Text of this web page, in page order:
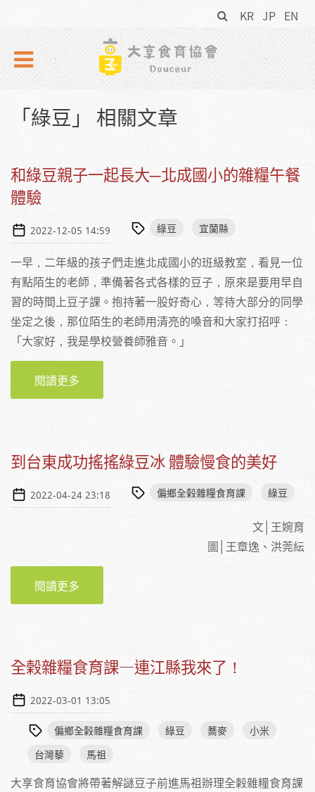
KR JP EN
搜
尋
表
「綠豆」 相關文章
和綠豆親子一起長大─北成國小的雜糧午餐
體驗
2022-12-05 14:59 綠豆 宜蘭縣
一早，二年級的孩子們走進北成國小的班級教室，看見一位
有點陌生的老師，準備著各式各樣的豆子，原來是要用早自
習的時間上豆子課。抱持著一股好奇心，等待大部分的同學
坐定之後，那位陌生的老師用清亮的嗓音和大家打招呼：
「大家好，我是學校營養師雅音。」
閱讀更多
到台東成功搖搖綠豆冰 體驗慢食的美好
2022-04-24 23:18 偏鄉全榖雜糧食育課 綠豆
文│王婉育
圖│王章逸、洪莞紜
閱讀更多
全榖雜糧食育課—連江縣我來了！
2022-03-01 13:05
偏鄉全榖雜糧食育課 綠豆 蕎麥
小米
台灣藜
馬祖
大享食育協會將帶著解謎豆子前進馬祖辦理全榖雜糧食育課